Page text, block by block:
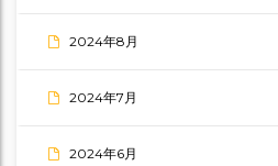
2024年8月
2024年7月
2024年6月